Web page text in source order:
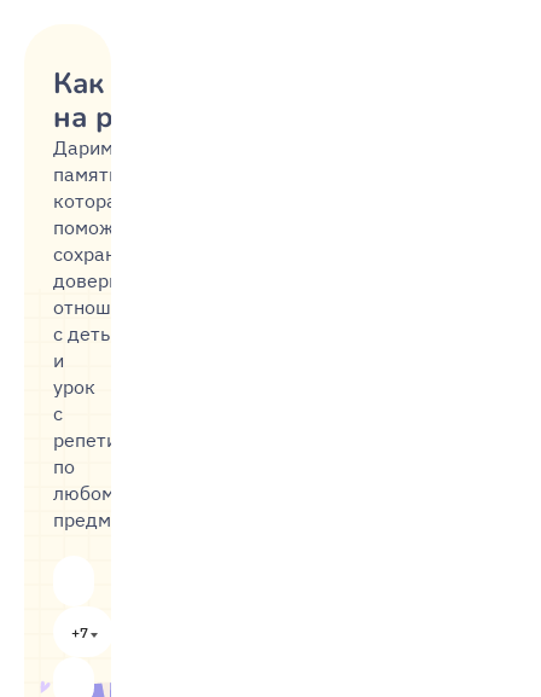
Как не срываться
на ребёнка
Дарим
памятку,
которая
поможет
сохранить
доверительные
отношения
с детьми,
и
урок
с
репетитором
по
любому
предмету
+7